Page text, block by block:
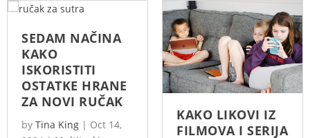
SEDAM NAČINA
KAKO
ISKORISTITI
OSTATKE HRANE
ZA NOVI RUČAK
by Tina King | Oct 14,
KAKO LIKOVI IZ
FILMOVA I SERIJA